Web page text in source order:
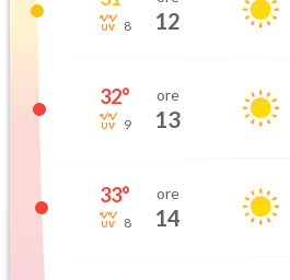
8 12
32°
9
ore
13
33°
8
ore
14